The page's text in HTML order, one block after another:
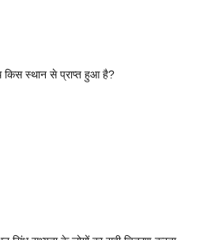
किस स्थान से प्राप्त हुआ है?